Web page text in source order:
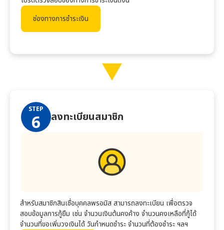
ช่องทางการชำระเงิน
STEP
6 ลงทะเบียนสมาชิก
สำหรับสมาชิกสินเชื่อบุคคลพรอมิสสามารถลงทะเบียน เพื่อตรวจ
สอบข้อมูลการกู้ยืม เช่น จำนวนเงินต้นคงค้าง จำนวนคงเหลือที่กู้ได้
จำนวนที่ขอเพิ่มวงเงินได้ วันกำหนดชำระ จำนวนที่ต้องชำระ ฯลฯ